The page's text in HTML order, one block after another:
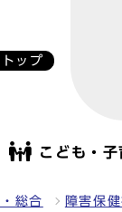
トップ
こども・子
総合 障害保